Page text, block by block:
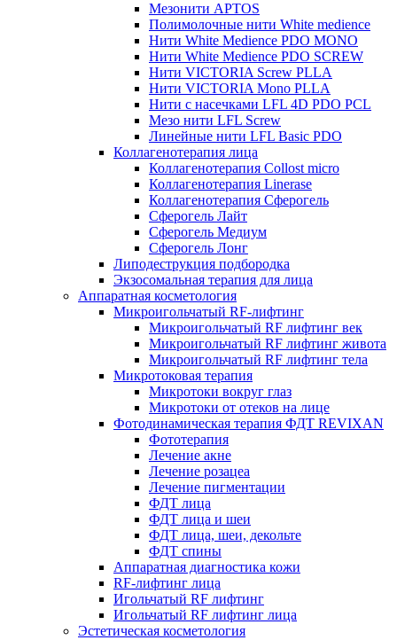
Мезонити APTOS
Полимолочные нити White medience
Нити White Medience PDO MONO
Нити White Medience PDO SCREW
Нити VICTORIA Screw PLLA
Нити VICTORIA Mono PLLA
Нити с насечками LFL 4D PDO PCL
Мезо нити LFL Screw
Линейные нити LFL Basic PDO
Коллагенотерапия лица
Коллагенотерапия Collost micro
Коллагенотерапия Linerase
Коллагенотерапия Сферогель
Сферогель Лайт
Сферогель Медиум
Сферогель Лонг
Липодеструкция подбородка
Экзосомальная терапия для лица
Аппаратная косметология
Микроигольчатый RF-лифтинг
Микроигольчатый RF лифтинг век
Микроигольчатый RF лифтинг живота
Микроигольчатый RF лифтинг тела
Микротоковая терапия
Микротоки вокруг глаз
Микротоки от отеков на лице
Фотодинамическая терапия ФДТ REVIXAN
Фототерапия
Лечение акне
Лечение розацеа
Лечение пигментации
ФДТ лица
ФДТ лица и шеи
ФДТ лица, шеи, декольте
ФДТ спины
Аппаратная диагностика кожи
RF-лифтинг лица
Игольчатый RF лифтинг
Игольчатый RF лифтинг лица
Эстетическая косметология